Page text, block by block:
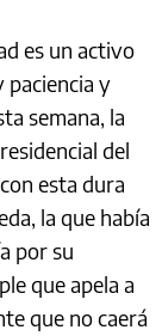
es un activo
paciencia y
semana, la
del
esta dura
la que había
por su
que apela a
que no caerá